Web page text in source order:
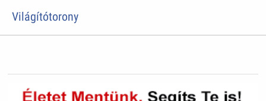
Világítótorony